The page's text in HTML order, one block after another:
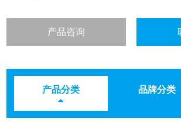
产品咨询
产品分类 品牌分类